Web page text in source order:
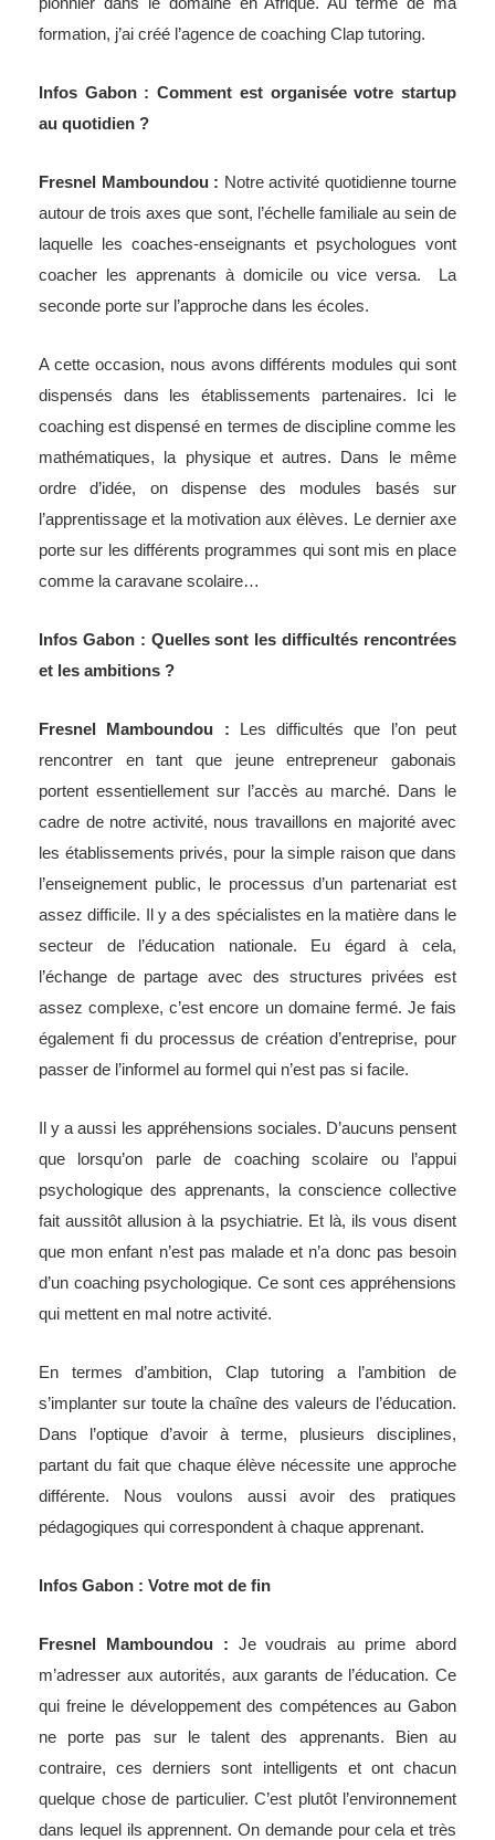
formation, j’ai créé l’agence de coaching Clap tutoring.
Infos Gabon : Comment est organisée votre startup
au quotidien ?
Fresnel Mamboundou : Notre activité quotidienne tourne
autour de trois axes que sont, l’échelle familiale au sein de
laquelle les coaches-enseignants et psychologues vont
coacher les apprenants à domicile ou vice versa. La
seconde porte sur l’approche dans les écoles.
A cette occasion, nous avons différents modules qui sont
dispensés dans les établissements partenaires. Ici le
coaching est dispensé en termes de discipline comme les
mathématiques, la physique et autres. Dans le même
ordre d’idée, on dispense des modules basés sur
l’apprentissage et la motivation aux élèves. Le dernier axe
porte sur les différents programmes qui sont mis en place
comme la caravane scolaire…
Infos Gabon : Quelles sont les difficultés rencontrées
et les ambitions ?
Fresnel Mamboundou : Les difficultés que l’on peut
rencontrer en tant que jeune entrepreneur gabonais
portent essentiellement sur l’accès au marché. Dans le
cadre de notre activité, nous travaillons en majorité avec
les établissements privés, pour la simple raison que dans
l’enseignement public, le processus d’un partenariat est
assez difficile. Il y a des spécialistes en la matière dans le
secteur de l’éducation nationale. Eu égard à cela,
l’échange de partage avec des structures privées est
assez complexe, c’est encore un domaine fermé. Je fais
également fi du processus de création d’entreprise, pour
passer de l’informel au formel qui n’est pas si facile.
Il y a aussi les appréhensions sociales. D’aucuns pensent
que lorsqu’on parle de coaching scolaire ou l’appui
psychologique des apprenants, la conscience collective
fait aussitôt allusion à la psychiatrie. Et là, ils vous disent
que mon enfant n’est pas malade et n’a donc pas besoin
d’un coaching psychologique. Ce sont ces appréhensions
qui mettent en mal notre activité.
En termes d’ambition, Clap tutoring a l’ambition de
s’implanter sur toute la chaîne des valeurs de l’éducation.
Dans l’optique d’avoir à terme, plusieurs disciplines,
partant du fait que chaque élève nécessite une approche
différente. Nous voulons aussi avoir des pratiques
pédagogiques qui correspondent à chaque apprenant.
Infos Gabon : Votre mot de fin
Fresnel Mamboundou : Je voudrais au prime abord
m’adresser aux autorités, aux garants de l’éducation. Ce
qui freine le développement des compétences au Gabon
ne porte pas sur le talent des apprenants. Bien au
contraire, ces derniers sont intelligents et ont chacun
quelque chose de particulier. C’est plutôt l’environnement
dans lequel ils apprennent. On demande pour cela et très